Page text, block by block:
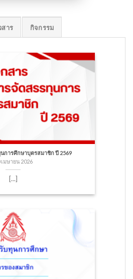
สาร กิจกรรม
การศึกษาบุตรสมาชิก ปี 2569
เมษายน 2026
[...]